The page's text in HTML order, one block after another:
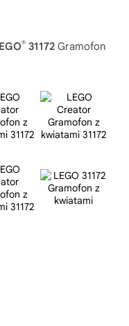
® 31172 Gramofon